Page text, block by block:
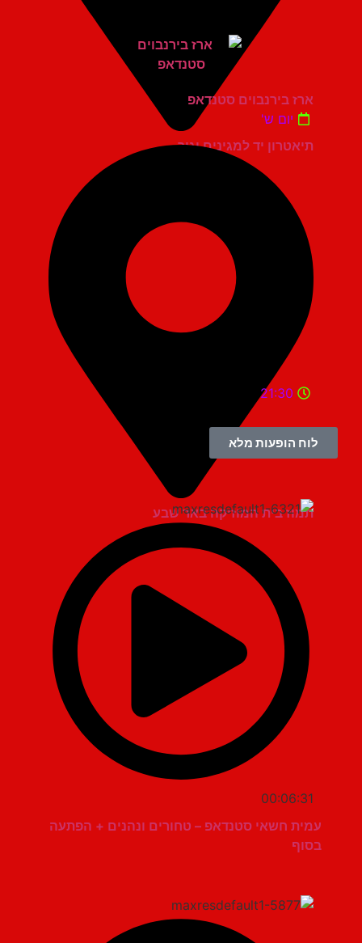
תיאטרון יד למגינים יגור
ארז בירנבוים סטנדאפ
יום ש'
תמוז בית המוזיקה באר שבע
21:30
לוח הופעות מלא
00:06:31
עמית חשאי סטנדאפ – טחורים ונהנים + הפתעה